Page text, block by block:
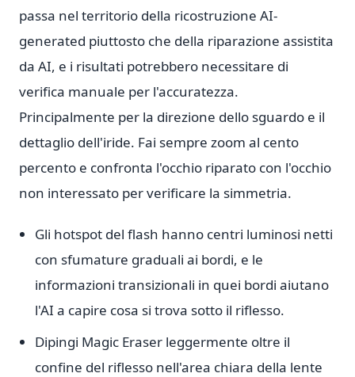
passa nel territorio della ricostruzione AI-
generated piuttosto che della riparazione assistita
da AI, e i risultati potrebbero necessitare di
verifica manuale per l'accuratezza.
Principalmente per la direzione dello sguardo e il
dettaglio dell'iride. Fai sempre zoom al cento
percento e confronta l'occhio riparato con l'occhio
non interessato per verificare la simmetria.
Gli hotspot del flash hanno centri luminosi netti
con sfumature graduali ai bordi, e le
informazioni transizionali in quei bordi aiutano
l'AI a capire cosa si trova sotto il riflesso.
Dipingi Magic Eraser leggermente oltre il
confine del riflesso nell'area chiara della lente